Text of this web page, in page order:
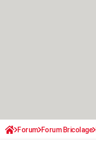
Forum Forum Bricolage